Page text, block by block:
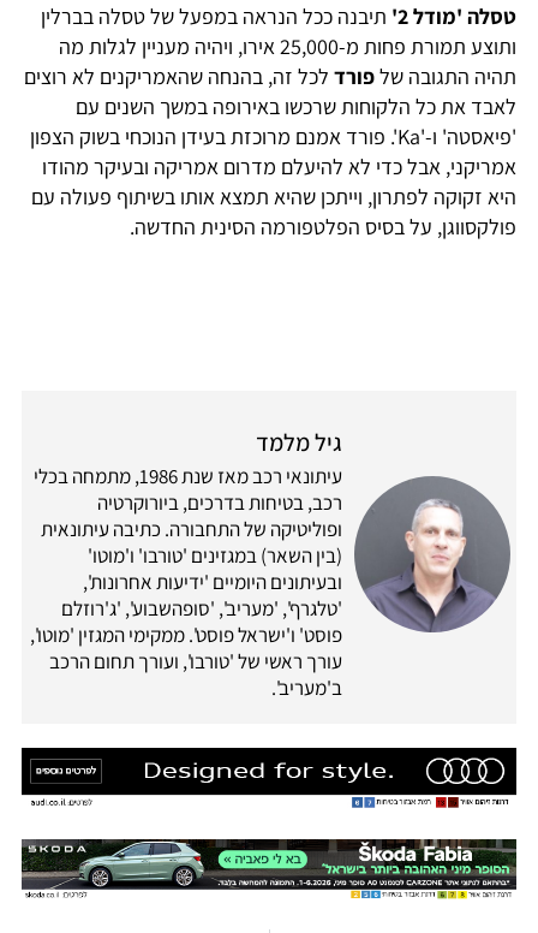
טסלה 'מודל 2'
תיבנה ככל הנראה במפעל של טסלה בברלין
ותוצע תמורת פחות מ-25,000 אירו, ויהיה מעניין לגלות מה
תהיה התגובה שלפורד לכל זה, בהנחה שהאמריקנים לא רוצים
לאבד את כל הלקוחות שרכשו באירופה במשך השנים עם
'פיאסטה' ו-'Ka'. פורד אמנם מרוכזת בעידן הנוכחי בשוק הצפון
אמריקני, אבל כדי לא להיעלם מדרום אמריקה ובעיקר מהודו
היא זקוקה לפתרון, וייתכן שהיא תמצא אותו בשיתוף פעולה עם
פולקסווגן, על בסיס הפלטפורמה הסינית החדשה.
גיל מלמד
עיתונאי רכב מאז שנת 1986, מתמחה בכלי
רכב, בטיחות בדרכים, ביורוקרטיה
ופוליטיקה של התחבורה. כתיבה עיתונאית
(בין השאר) במגזינים 'טורבו' ו'מוטו'
ובעיתונים היומיים 'ידיעות אחרונות',
'טלגרף', 'מעריב', 'סופהשבוע', 'ג'רוזלם
פוסט' ו'ישראל פוסט'. ממקימי המגזין 'מוטו',
עורך ראשי של 'טורבו', ועורך תחום הרכב
ב'מעריב'.